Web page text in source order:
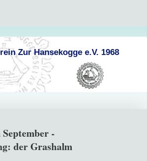
Zur Hansekogge e.V. 1968
im September -
der Grashalm